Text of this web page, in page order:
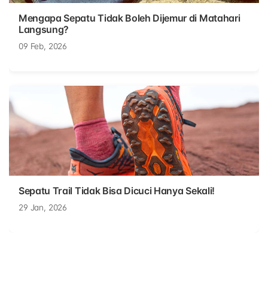
Mengapa Sepatu Tidak Boleh Dijemur di Matahari
Langsung?
09 Feb, 2026
Sepatu Trail Tidak Bisa Dicuci Hanya Sekali!
29 Jan, 2026